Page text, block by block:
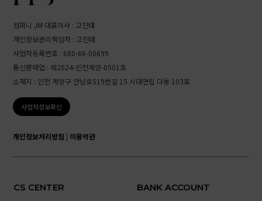
컴퍼니 JM 대표이사 : 고진태
개인정보관리책임자 : 고진태
사업자등록번호 : 680-66-00699
통신판매업 : 제2024-인천계양-0501호
소재지 : 인천 계양구 안남로519번길 15 시대연립 다동 103호
사업자정보확인
개인정보처리방침 | 이용약관
CS CENTER BANK ACCOUNT